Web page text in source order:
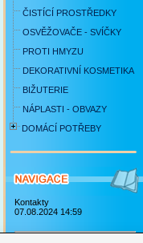
ČISTÍCÍ PROSTŘEDKY
OSVĚŽOVAČE - SVÍČKY
PROTI HMYZU
DEKORATIVNÍ KOSMETIKA
BIŽUTERIE
NÁPLASTI - OBVAZY
DOMÁCÍ POTŘEBY
Kontakty
07.08.2024 14:59